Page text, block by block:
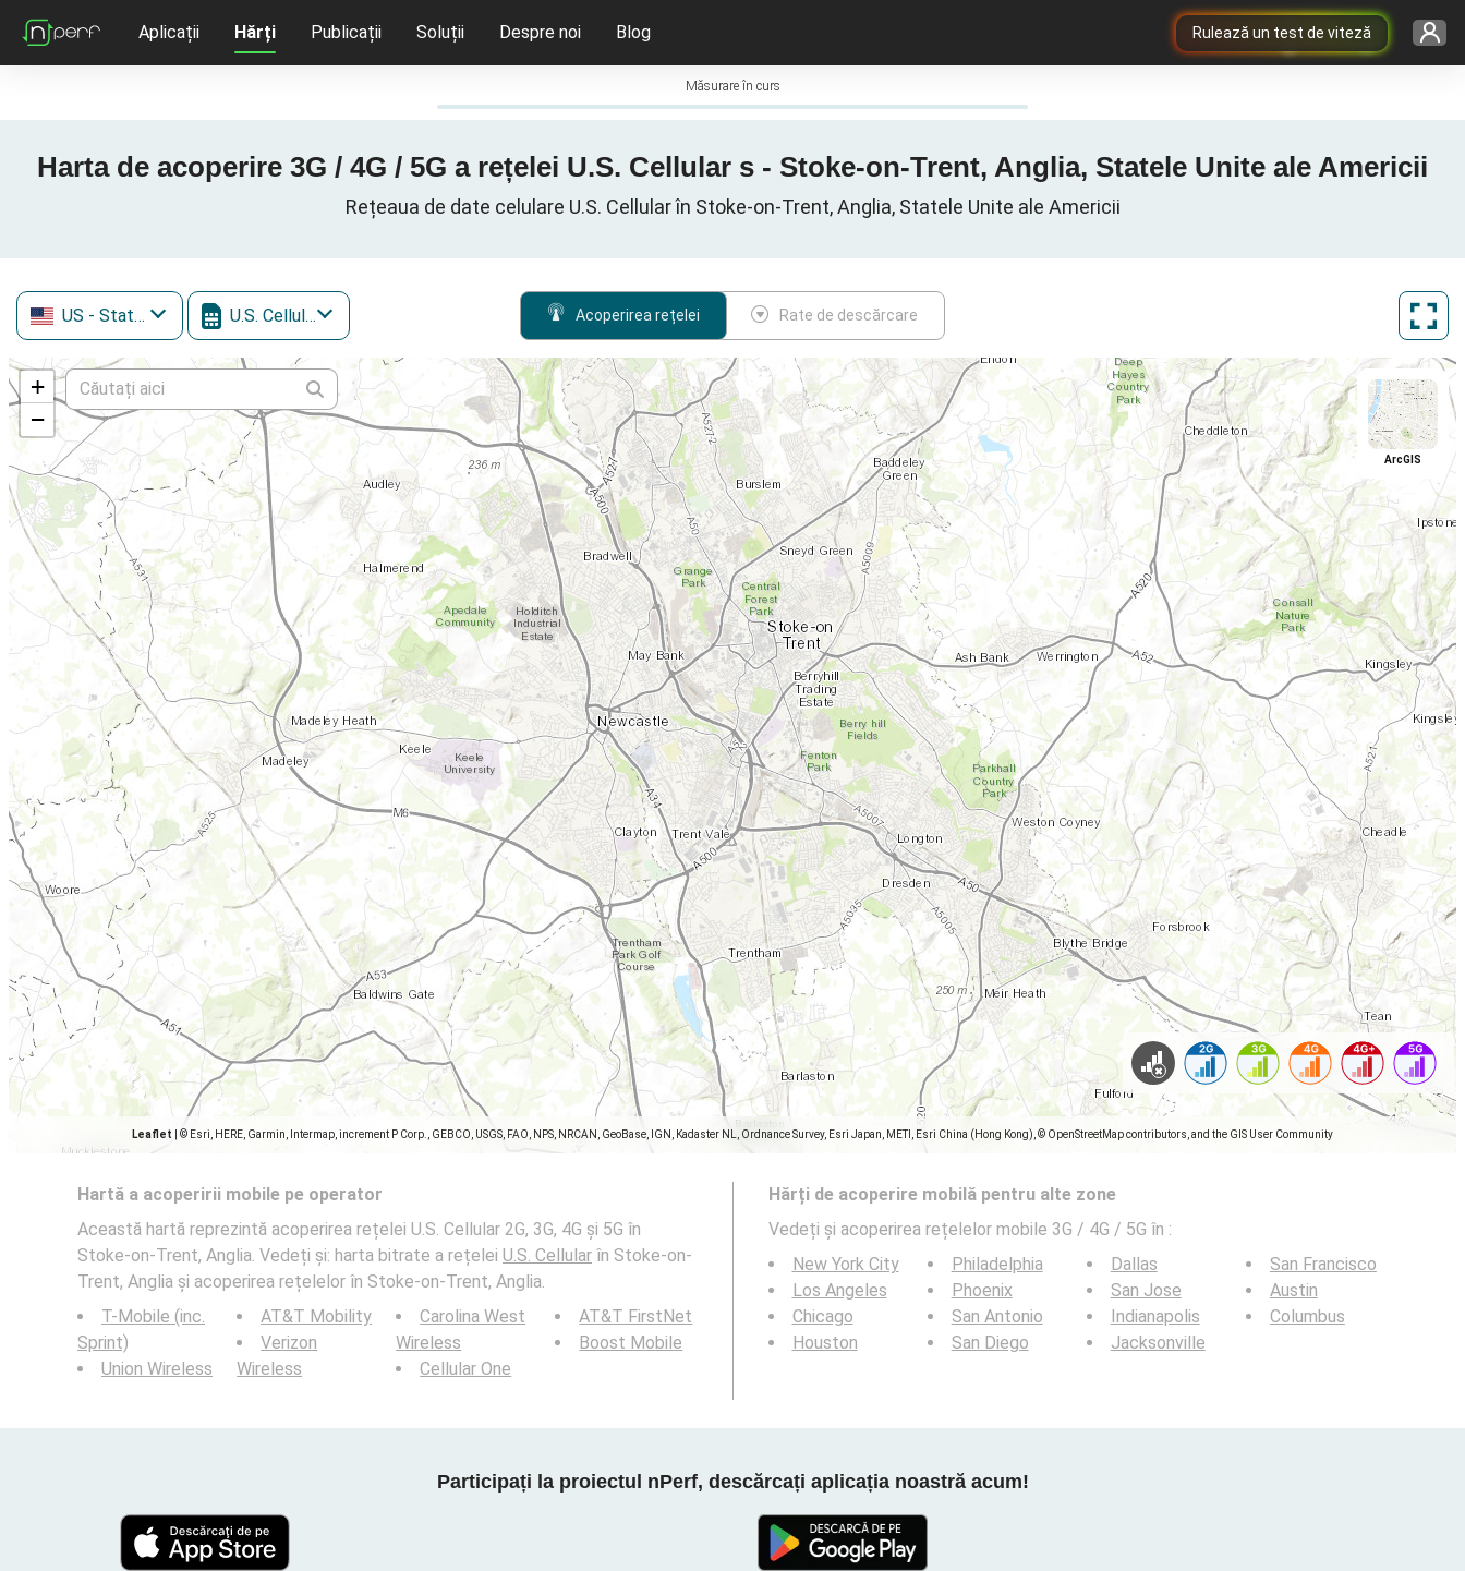
Rulează un test de viteză
Aplicații Hărți Publicații Soluții Despre noi Blog
Măsurare în curs
Harta de acoperire 3G / 4G / 5G a rețelei U.S. Cellular s - Stoke-on-Trent, Anglia, Statele Unite ale Americii
Rețeaua de date celulare U.S. Cellular în Stoke-on-Trent, Anglia, Statele Unite ale Americii
US - Statele Unite ale Americii U.S. Cellular Acoperirea rețelei Rate de descărcare
+
−
Leaflet © Esri, HERE, Garmin, Intermap, increment P Corp., GEBCO, USGS, FAO, NPS, NRCAN, GeoBase, IGN, Kadaster NL, Ordnance Survey, Esri Japan, METI, Esri China (Hong Kong), © OpenStreetMap contributors, and the GIS User Community
ArcGIS
Hartă a acoperirii mobile pe operator
Această hartă reprezintă acoperirea rețelei U.S. Cellular 2G, 3G, 4G și 5G în
Stoke-on-Trent, Anglia. Vedeți și: harta bitrate a rețelei U.S. Cellular în Stoke-on-
Trent, Anglia și acoperirea rețelelor în Stoke-on-Trent, Anglia.
T-Mobile (inc.
Sprint)
Union Wireless
AT&T Mobility
Verizon
Wireless
Carolina West
Wireless
Cellular One
AT&T FirstNet
Boost Mobile
Hărți de acoperire mobilă pentru alte zone
Vedeți și acoperirea rețelelor mobile 3G / 4G / 5G în :
New York City
Los Angeles
Chicago
Houston
Philadelphia
Phoenix
San Antonio
San Diego
Dallas
San Jose
Indianapolis
Jacksonville
San Francisco
Austin
Columbus
Participați la proiectul nPerf, descărcați aplicația noastră acum!